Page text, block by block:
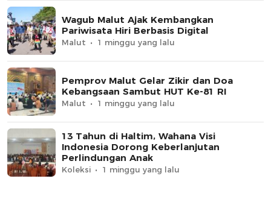
Wagub Malut Ajak Kembangkan
Pariwisata Hiri Berbasis Digital
Malut 1 minggu yang lalu
Pemprov Malut Gelar Zikir dan Doa
Kebangsaan Sambut HUT Ke-81 RI
Malut 1 minggu yang lalu
13 Tahun di Haltim, Wahana Visi
Indonesia Dorong Keberlanjutan
Perlindungan Anak
Koleksi 1 minggu yang lalu